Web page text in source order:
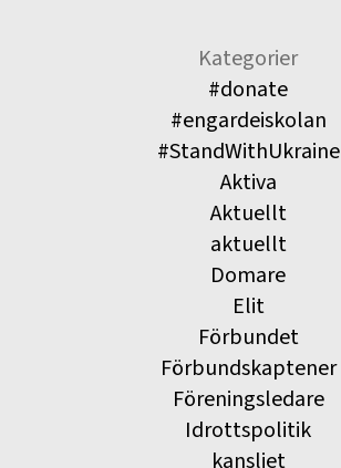
Kategorier
#donate
#engardeiskolan
#StandWithUkraine
Aktiva
Aktuellt
aktuellt
Domare
Elit
Förbundet
Förbundskaptener
Föreningsledare
Idrottspolitik
kansliet